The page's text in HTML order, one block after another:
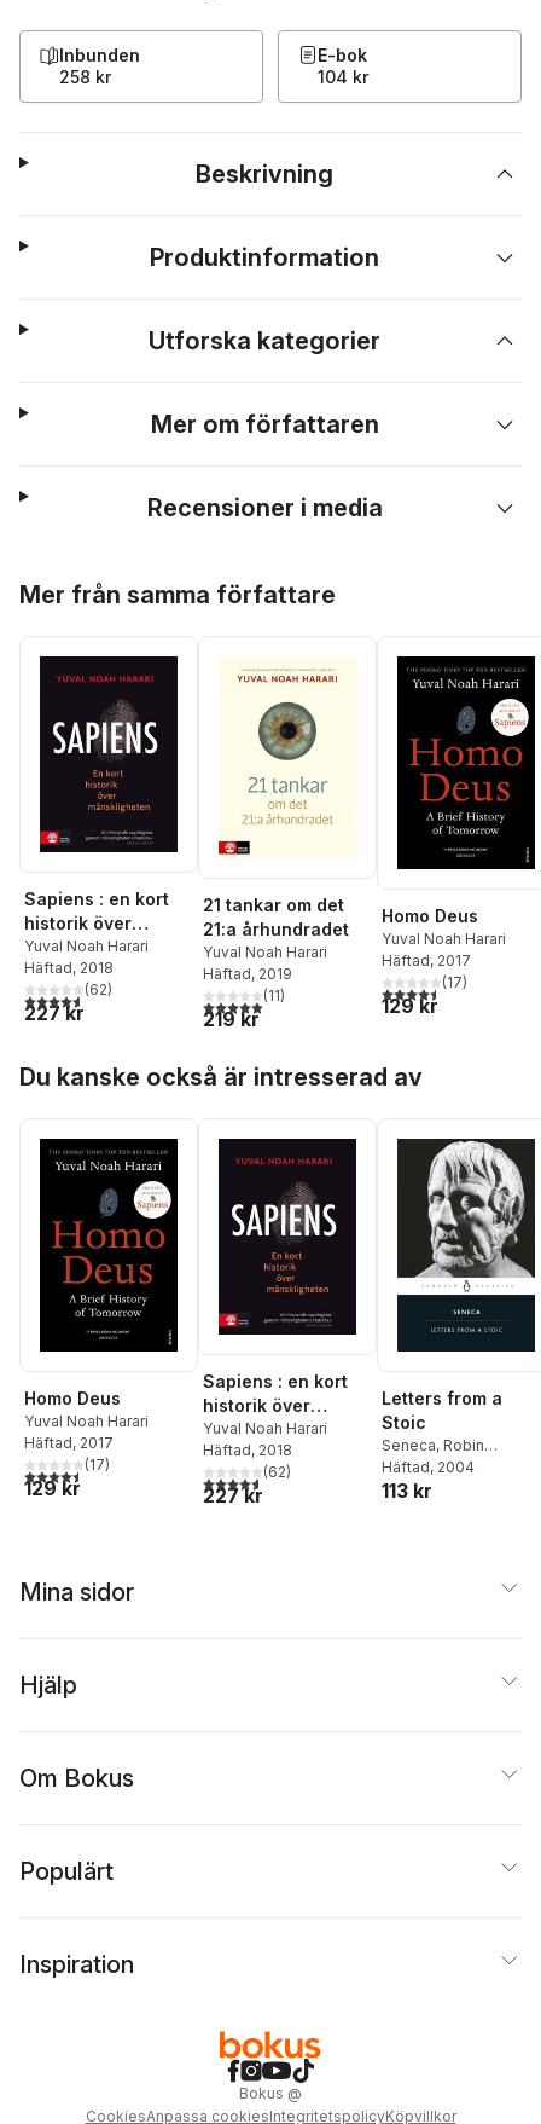
Inbunden
258 kr
E-bok
104 kr
Beskrivning
Produktinformation
Utforska kategorier
Mer om författaren
Recensioner i media
Mer från samma författare
Sapiens : en kort
historik över
mänskligheten
Yuval Noah Harari
Häftad, 2018
4,6utav 5 stjärnor. Totalt antal röster:
(62)
227 kr
21 tankar om det
21:a århundradet
Yuval Noah Harari
Häftad, 2019
4,9utav 5 stjärnor. Totalt antal röster:
(11)
219 kr
Homo Deus
Yuval Noah Harari
Häftad, 2017
4,5utav 5 stjärnor.
(17)
129 kr
Du kanske också är intresserad av
Homo Deus
Yuval Noah Harari
Häftad, 2017
4,5utav 5 stjärnor. Totalt antal röster:
(17)
129 kr
Sapiens : en kort
historik över
mänskligheten
Yuval Noah Harari
Häftad, 2018
4,6utav 5 stjärnor. Totalt antal röster:
(62)
227 kr
Letters from a
Stoic
Seneca, Robin
Campbell
Häftad, 2004
113 kr
Mina sidor
Hjälp
Om Bokus
Populärt
Inspiration
Bokus @
CookiesAnpassa cookiesIntegritetspolicyKöpvillkor